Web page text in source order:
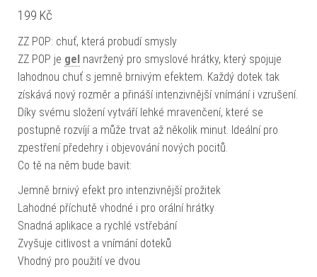
199 Kč
ZZ POP: chuť, která probudí smysly
ZZ POP je gel navržený pro smyslové hrátky, který spojuje
lahodnou chuť s jemně brnivým efektem. Každý dotek tak
získává nový rozměr a přináší intenzivnější vnímání i vzrušení.
Díky svému složení vytváří lehké mravenčení, které se
postupně rozvíjí a může trvat až několik minut. Ideální pro
zpestření předehry i objevování nových pocitů.
Co tě na něm bude bavit:
Jemně brnivý efekt pro intenzivnější prožitek
Lahodné příchutě vhodné i pro orální hrátky
Snadná aplikace a rychlé vstřebání
Zvyšuje citlivost a vnímání doteků
Vhodný pro použití ve dvou